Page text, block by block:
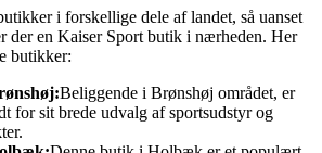
i forskellige dele af landet, så uanset
der en Kaiser Sport butik i nærheden. Her
butikker:
Beliggende i Brønshøj området, er
for sit brede udvalg af sportsudstyr og